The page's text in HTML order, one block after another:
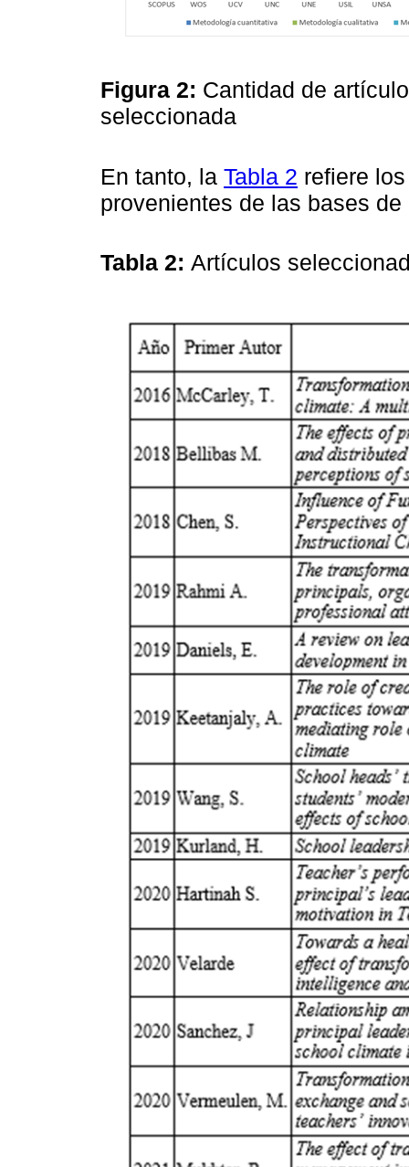
Figura 2: Cantidad de
seleccionada
En tanto, la Tabla 2 refiere
provenientes de las bases
Tabla 2: Artículos